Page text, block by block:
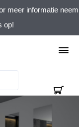
meer informatie neem
op!